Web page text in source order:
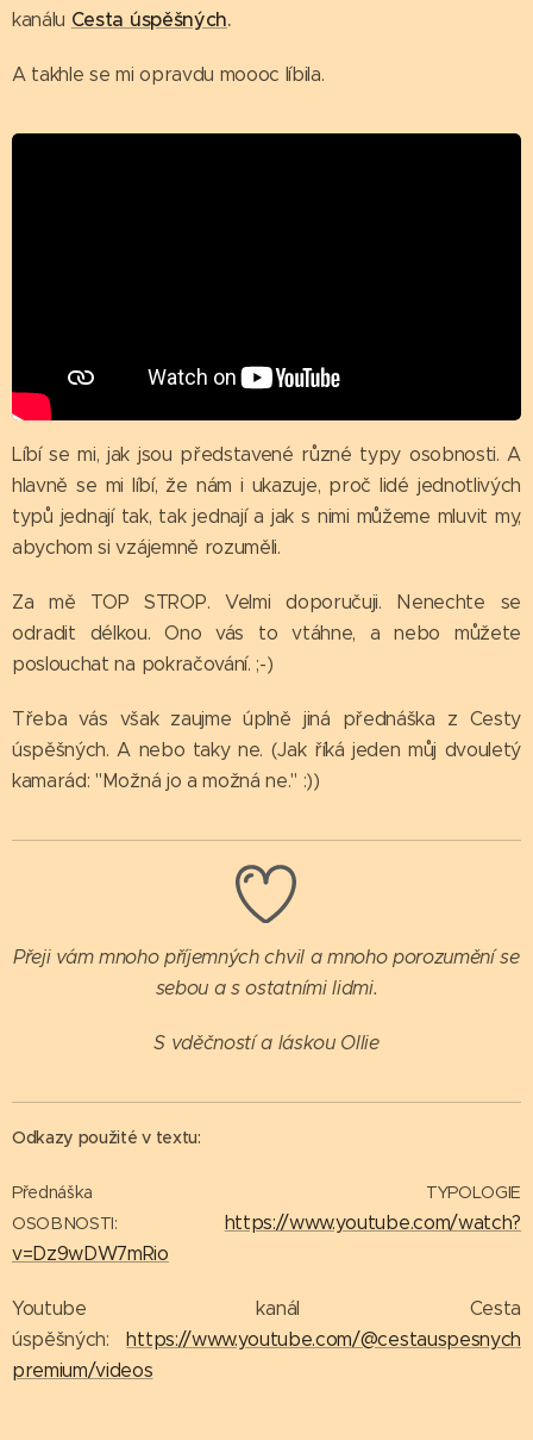
kanálu Cesta úspěšných.
A takhle se mi opravdu moooc líbila.
Líbí se mi, jak jsou představené různé typy osobnosti. A
hlavně se mi líbí, že nám i ukazuje, proč lidé jednotlivých
typů jednají tak, tak jednají a jak s nimi můžeme mluvit my,
abychom si vzájemně rozuměli.
Za mě TOP STROP. Velmi doporučuji. Nenechte se
odradit délkou. Ono vás to vtáhne, a nebo můžete
poslouchat na pokračování. ;-)
Třeba vás však zaujme úplně jiná přednáška z Cesty
úspěšných. A nebo taky ne. (Jak říká jeden můj dvouletý
kamarád: "Možná jo a možná ne." :))
Přeji vám mnoho příjemných chvil a mnoho porozumění se
sebou a s ostatními lidmi.
S vděčností a láskou Ollie
Odkazy použité v textu:
Přednáška TYPOLOGIE
OSOBNOSTI:
https://www.youtube.com/watch?
v=Dz9wDW7mRio
Youtube kanál Cesta
úspěšných: https://www.youtube.com/@cestauspesnych
premium/videos